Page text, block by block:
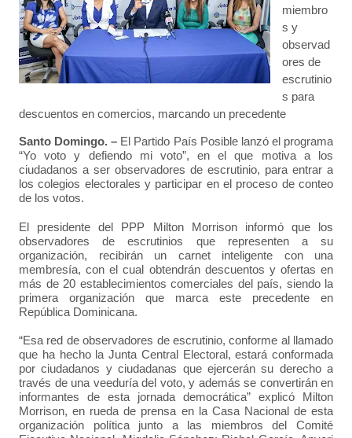
miembro
s y
observad
ores de
escrutinio
s para
descuentos en comercios, marcando un precedente
Santo Domingo. – El Partido País Posible lanzó el programa
“Yo voto y defiendo mi voto”, en el que motiva a los
ciudadanos a ser observadores de escrutinio, para entrar a
los colegios electorales y participar en el proceso de conteo
de los votos.
El presidente del PPP Milton Morrison informó que los
observadores de escrutinios que representen a su
organización, recibirán un carnet inteligente con una
membresía, con el cual obtendrán descuentos y ofertas en
más de 20 establecimientos comerciales del país, siendo la
primera organización que marca este precedente en
República Dominicana.
“Esa red de observadores de escrutinio, conforme al llamado
que ha hecho la Junta Central Electoral, estará conformada
por ciudadanos y ciudadanas que ejercerán su derecho a
través de una veeduría del voto, y además se convertirán en
informantes de esta jornada democrática” explicó Milton
Morrison, en rueda de prensa en la Casa Nacional de esta
organización política junto a las miembros del Comité